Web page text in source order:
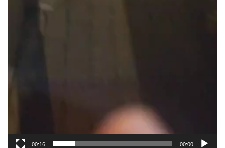
00:00
00:16